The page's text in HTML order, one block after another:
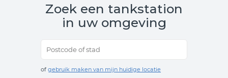
Zoek een tankstation
in uw omgeving
of gebruik maken van mijn huidige locatie